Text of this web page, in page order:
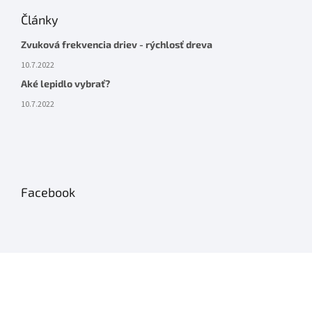
Články
Zvuková frekvencia driev - rýchlosť dreva
10.7.2022
Aké lepidlo vybrať?
10.7.2022
Facebook